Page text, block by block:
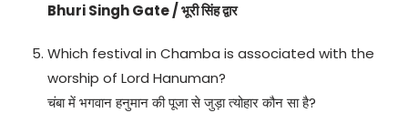
Bhuri Singh Gate / भूरी सिंह द्वार
Which festival in Chamba is associated with the
worship of Lord Hanuman?
चंबा में भगवान हनुमान की पूजा से जुड़ा त्योहार कौन सा है?